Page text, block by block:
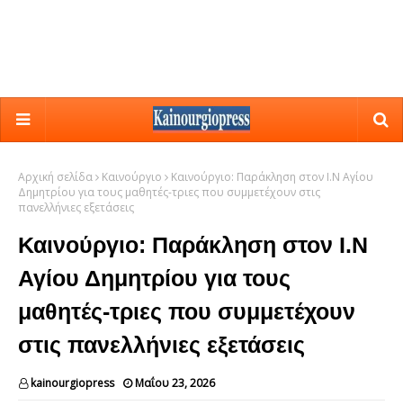
Αρχική σελίδα Καινούργιο
Καινούργιο: Παράκληση στον Ι.Ν Αγίου
Δημητρίου για τους μαθητές-τριες που συμμετέχουν στις
πανελλήνιες εξετάσεις
Καινούργιο: Παράκληση στον Ι.Ν
Αγίου Δημητρίου για τους
μαθητές-τριες που συμμετέχουν
στις πανελλήνιες εξετάσεις
kainourgiopress Μαΐου 23, 2026